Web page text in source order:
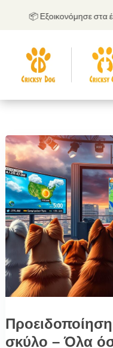
📦 Εξοικονόμησε στα
Προειδοποίηση
σκύλο – Όλα